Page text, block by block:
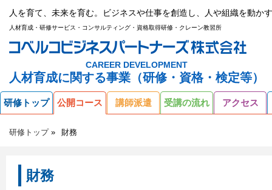
人を育て、未来を育む。ビジネスや仕事を創造し、人や組織を動か
人材育成・研修サービス・コンサルティング・資格取得研修・クレーン教習所
CAREER DEVELOPMENT
人材育成に関する事業（研修・資格・検定等）
研修トップ 公開コース 講師派遣 受講の流れ アクセス
研修トップ 財務
財務